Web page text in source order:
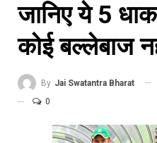
जानिए ये 5
कोई बल्लेबाज
By Jai Swatantra Bharat
0